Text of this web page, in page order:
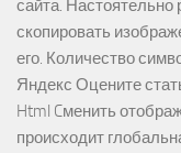
сайта.
скопировать
его. Количество
Яндекс Оцените
Html Cменить
происходит